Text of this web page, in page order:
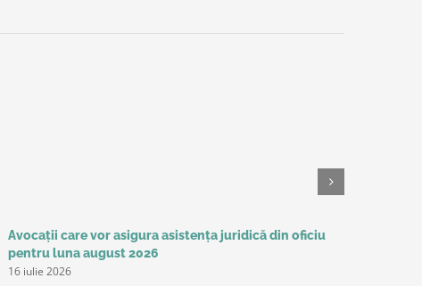
Avocații care vor asigura asistența juridică din oficiu
pentru luna august 2026
16 iulie 2026